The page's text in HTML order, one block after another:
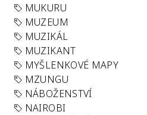
MUKURU
MUZEUM
MUZIKÁL
MUZIKANT
MYŠLENKOVÉ MAPY
MZUNGU
NÁBOŽENSTVÍ
NAIROBI